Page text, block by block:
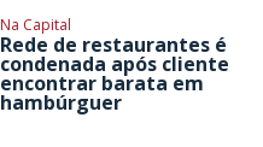
Na Capital
Rede de restaurantes é
condenada após cliente
encontrar barata em
hambúrguer